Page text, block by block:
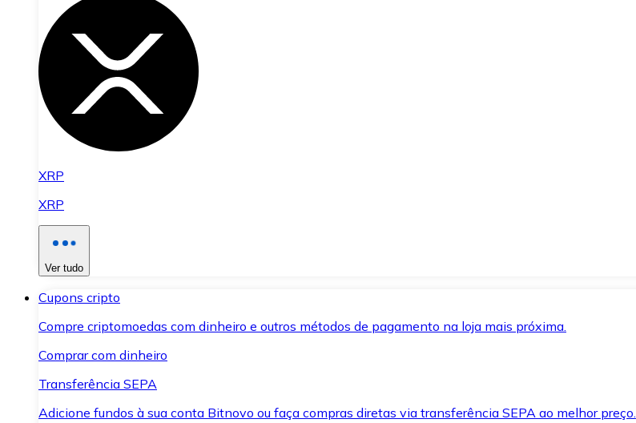
XRP
XRP
Ver tudo
Cupons cripto
Compre criptomoedas com dinheiro e outros métodos de pagamento na loja mais próxima.
Comprar com dinheiro
Transferência SEPA
Adicione fundos à sua conta Bitnovo ou faça compras diretas via transferência SEPA ao melhor preço.